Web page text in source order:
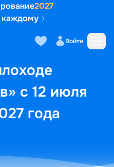
2027
Войти
с 12 июля
года
Маршрут и